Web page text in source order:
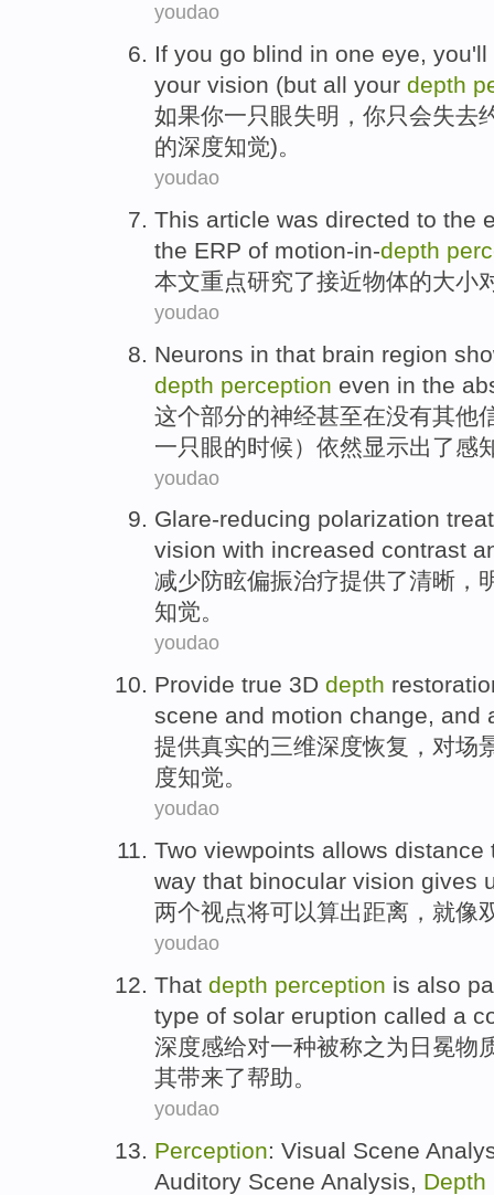
youdao
If you go blind in one eye, you'll
your vision (but all your depth
如果你一只眼失明 ，你只会失去
的深度知觉)。
youdao
This article was directed to the
the ERP of motion-in-depth
本文重点研究了接近物体的大小
youdao
Neurons in that brain region
depth perception even in the
这个部分的神经甚至在没有其他
一只眼的时候）依然显示出了感
youdao
Glare-reducing polarization
vision with increased contrast
减少防眩偏振治疗提供了清晰 ，
知觉。
youdao
Provide true 3D depth
scene and motion change, and
提供真实的三维深度恢复 ， 对场
度知觉。
youdao
Two viewpoints allows distance
way that binocular vision gives
两个视点将可以算出距离 ，就像
youdao
That depth perception is also
type of solar eruption called a
深度感给对一种被称之为 日冕物
其带来了帮助。
youdao
Perception: Visual Scene
Auditory Scene Analysis, Depth